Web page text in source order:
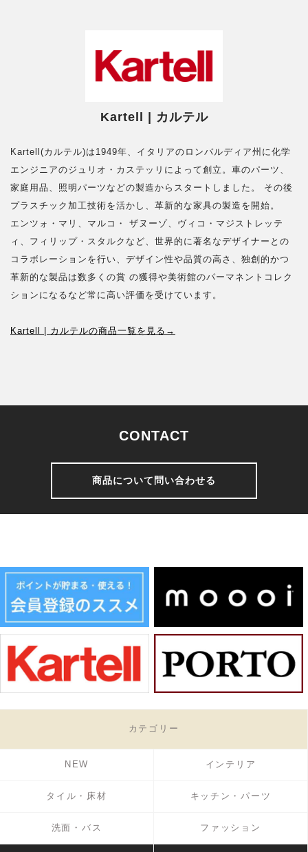
Kartell | カルテル
Kartell(カルテル)は1949年、イタリアのロンバルディア州に化学
エンジニアのジュリオ・カステッリによって創立。車のパーツ、
家庭用品、照明パーツなどの製造からスタートしました。 その後
プラスチック加工技術を活かし、革新的な家具の製造を開始。
エンツォ・マリ、マルコ・ ザヌーゾ、ヴィコ・マジストレッテ
ィ、フィリップ・スタルクなど、世界的に著名なデザイナーとの
コラボレーションを行い、デザイン性や品質の高さ、独創的かつ
革新的な製品は数多くの賞 の獲得や美術館のパーマネントコレク
ションになるなど常に高い評価を受けています。
Kartell | カルテルの商品一覧を見る→
CONTACT
商品について問い合わせる
カテゴリー
NEW インテリア
タイル・床材 キッチン・パーツ
洗面・バス ファッション